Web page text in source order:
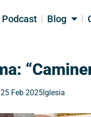
Podcast Blog
Feb 2025 Iglesia